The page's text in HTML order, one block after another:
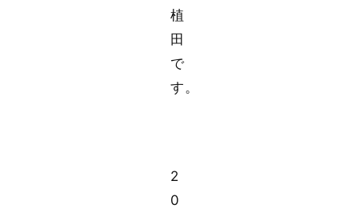
植
田
で
す。
2
0